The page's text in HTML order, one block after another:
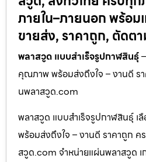
ภายใน–ภายนอก พร้อ
ขายส่ง, ราคาถูก, ตัดต
พลาสวูด แบบสำเร็จรูปกาฬสินธุ์
คุณภาพ พร้อมส่งถึงใจ – งานดี ร
นพลาสวูด.com
พลาสวูด แบบสำเร็จรูปกาฬสินธุ์
พร้อมส่งถึงใจ – งานดี ราคาถูก ค
สวูด.com จำหน่ายแผ่นพลาสวูด เ